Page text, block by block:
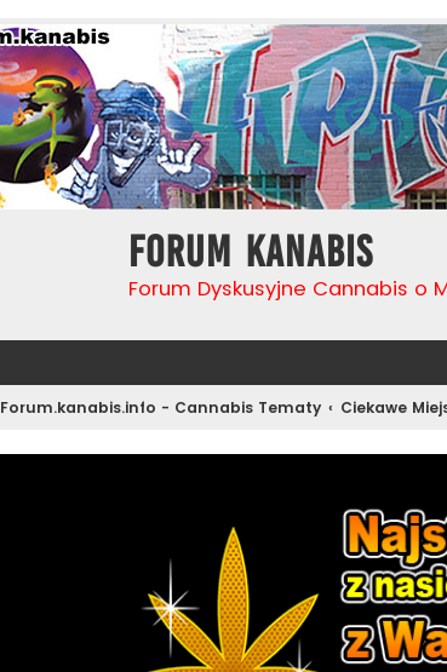
Forum Kanabis
Forum Dyskusyjne Cannabis o
Forum.kanabis.info - Cannabis Tematy Ciekawe